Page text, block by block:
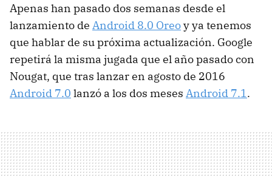
Apenas han pasado dos semanas desde el
lanzamiento de Android 8.0 Oreoy ya tenemos
que hablar de su próxima actualización. Google
repetirá la misma jugada que el año pasado con
Nougat, que tras lanzar en agosto de 2016
Android 7.0 lanzó a los dos meses Android 7.1.